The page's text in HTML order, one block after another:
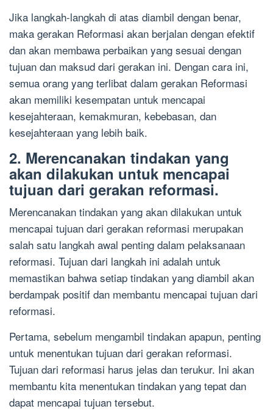
Jika langkah-langkah di atas diambil dengan benar,
maka gerakan Reformasi akan berjalan dengan efektif
dan akan membawa perbaikan yang sesuai dengan
tujuan dan maksud dari gerakan ini. Dengan cara ini,
semua orang yang terlibat dalam gerakan Reformasi
akan memiliki kesempatan untuk mencapai
kesejahteraan, kemakmuran, kebebasan, dan
kesejahteraan yang lebih baik.
2. Merencanakan tindakan yang
akan dilakukan untuk mencapai
tujuan dari gerakan reformasi.
Merencanakan tindakan yang akan dilakukan untuk
mencapai tujuan dari gerakan reformasi merupakan
salah satu langkah awal penting dalam pelaksanaan
reformasi. Tujuan dari langkah ini adalah untuk
memastikan bahwa setiap tindakan yang diambil akan
berdampak positif dan membantu mencapai tujuan dari
reformasi.
Pertama, sebelum mengambil tindakan apapun, penting
untuk menentukan tujuan dari gerakan reformasi.
Tujuan dari reformasi harus jelas dan terukur. Ini akan
membantu kita menentukan tindakan yang tepat dan
dapat mencapai tujuan tersebut.